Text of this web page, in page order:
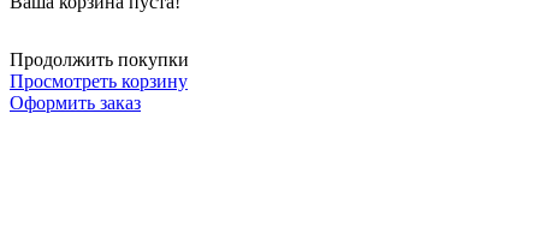
Продолжить покупки
Просмотреть корзину
Оформить заказ